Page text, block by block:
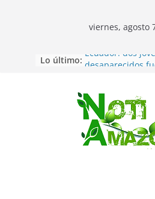
viernes, agosto
Lo último: Ecuador: dos
Sentencian a 34
implicados en
oriunda de Tena
Vozinha, el
cabo Verde, ya
incorporarse a
Pastaza: la